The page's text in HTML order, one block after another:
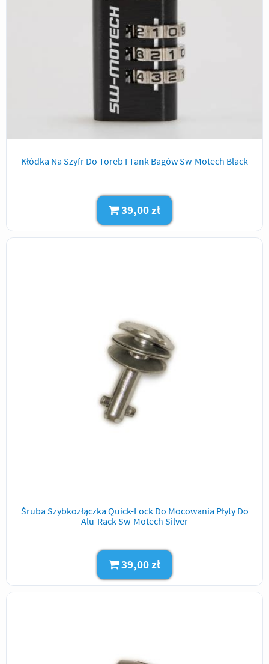
Kłódka Na Szyfr Do Toreb I Tank Bagów Sw-Motech Black
39,00 zł
Śruba Szybkozłączka Quick-Lock Do Mocowania Płyty Do
Alu-Rack Sw-Motech Silver
39,00 zł